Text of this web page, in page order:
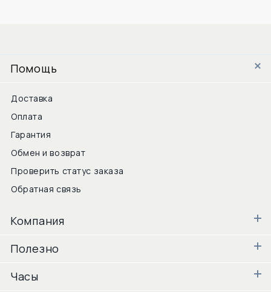
Помощь
Доставка
Оплата
Гарантия
Обмен и возврат
Проверить статус заказа
Обратная связь
Компания
Полезно
Часы